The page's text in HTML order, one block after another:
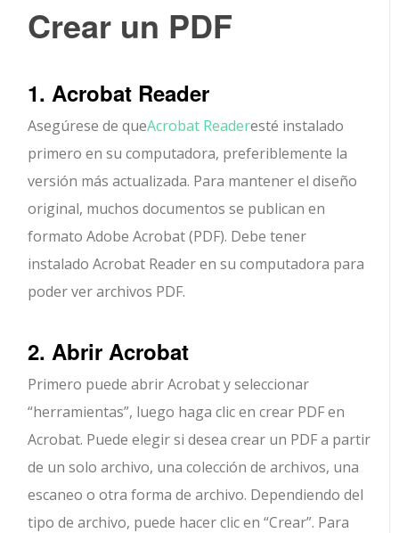
Crear un PDF
1. Acrobat Reader
Asegúrese de queAcrobat Readeresté instalado
primero en su computadora, preferiblemente la
versión más actualizada. Para mantener el diseño
original, muchos documentos se publican en
formato Adobe Acrobat (PDF). Debe tener
instalado Acrobat Reader en su computadora para
poder ver archivos PDF.
2. Abrir Acrobat
Primero puede abrir Acrobat y seleccionar
“herramientas”, luego haga clic en crear PDF en
Acrobat. Puede elegir si desea crear un PDF a partir
de un solo archivo, una colección de archivos, una
escaneo o otra forma de archivo. Dependiendo del
tipo de archivo, puede hacer clic en “Crear”. Para